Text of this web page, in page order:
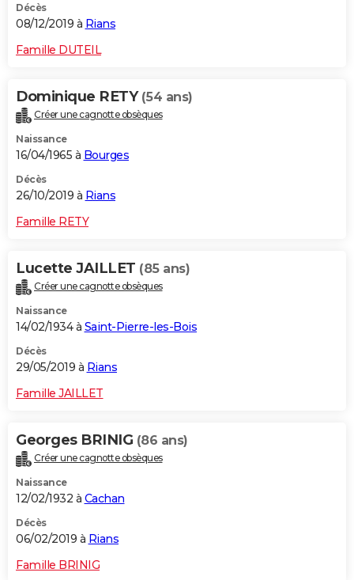
Décès
08/12/2019 à Rians
Famille DUTEIL
Dominique RETY (54 ans)
Créer une cagnotte obsèques
Naissance
16/04/1965 à Bourges
Décès
26/10/2019 à Rians
Famille RETY
Lucette JAILLET (85 ans)
Créer une cagnotte obsèques
Naissance
14/02/1934 à Saint-Pierre-les-Bois
Décès
29/05/2019 à Rians
Famille JAILLET
Georges BRINIG (86 ans)
Créer une cagnotte obsèques
Naissance
12/02/1932 à Cachan
Décès
06/02/2019 à Rians
Famille BRINIG